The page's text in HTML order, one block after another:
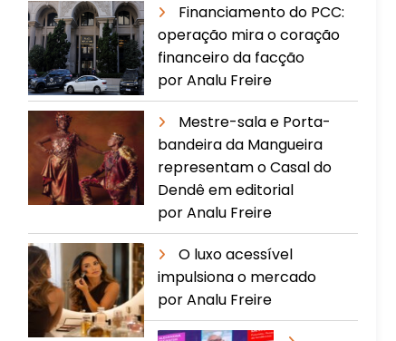
Financiamento do PCC:
operação mira o coração
financeiro da facção
por Analu Freire
Mestre-sala e Porta-
bandeira da Mangueira
representam o Casal do
Dendê em editorial
por Analu Freire
O luxo acessível
impulsiona o mercado
por Analu Freire